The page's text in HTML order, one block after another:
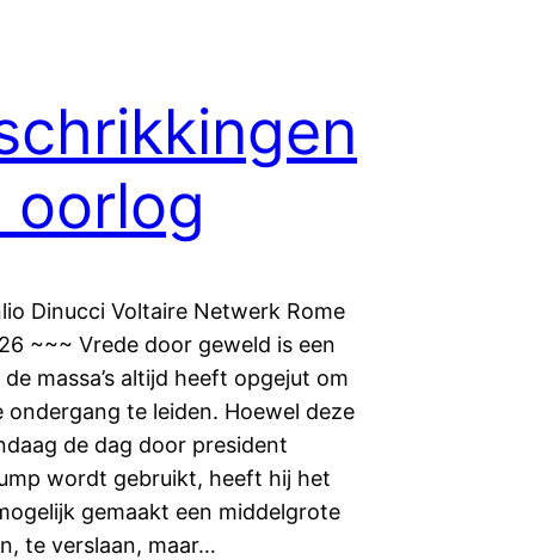
oorlog
Dinucci Voltaire Netwerk Rome
~~~ Vrede door geweld is een
massa’s altijd heeft opgejut om
ondergang te leiden. Hoewel deze
de dag door president
wordt gebruikt, heeft hij het
gemaakt een middelgrote
te verslaan, maar…